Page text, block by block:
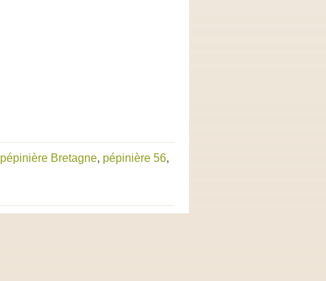
pépinière Bretagne, pépinière 56,